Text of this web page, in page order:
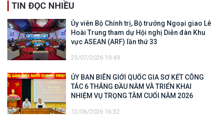
TIN ĐỌC NHIỀU
Ủy viên Bộ Chính trị, Bộ trưởng Ngoại giao Lê
Hoài Trung tham dự Hội nghị Diễn đàn Khu
vực ASEAN (ARF) lần thứ 33
23/07/2026 19:49
ỦY BAN BIÊN GIỚI QUỐC GIA SƠ KẾT CÔNG
TÁC 6 THÁNG ĐẦU NĂM VÀ TRIỂN KHAI
NHIỆM VỤ TRỌNG TÂM CUỐI NĂM 2026
12/06/2026 16:32